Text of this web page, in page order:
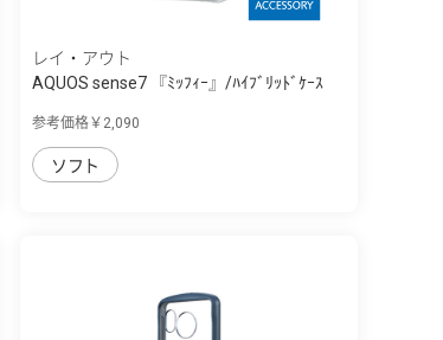
レイ・アウト
AQUOS sense7 『ﾐｯﾌｨｰ』/ﾊｲﾌﾞﾘｯﾄﾞｹｰｽ
参考価格￥2,090
ソフト